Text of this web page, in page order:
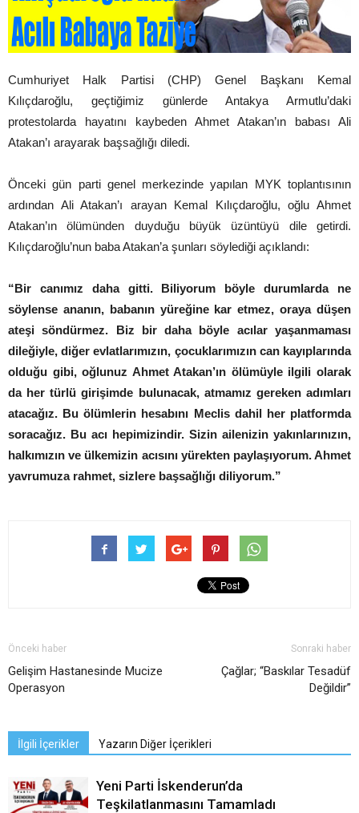
Cumhuriyet Halk Partisi (CHP) Genel Başkanı Kemal
Kılıçdaroğlu, geçtiğimiz günlerde Antakya Armutlu’daki
protestolarda hayatını kaybeden Ahmet Atakan’ın babası Ali
Atakan’ı arayarak başsağlığı diledi.
Önceki gün parti genel merkezinde yapılan MYK toplantısının
ardından Ali Atakan’ı arayan Kemal Kılıçdaroğlu, oğlu Ahmet
Atakan’ın ölümünden duyduğu büyük üzüntüyü dile getirdi.
Kılıçdaroğlu’nun baba Atakan’a şunları söylediği açıklandı:
“Bir canımız daha gitti. Biliyorum böyle durumlarda ne
söylense ananın, babanın yüreğine kar etmez, oraya düşen
ateşi söndürmez. Biz bir daha böyle acılar yaşanmaması
dileğiyle, diğer evlatlarımızın, çocuklarımızın can kayıplarında
olduğu gibi, oğlunuz Ahmet Atakan’ın ölümüyle ilgili olarak
da her türlü girişimde bulunacak, atmamız gereken adımları
atacağız. Bu ölümlerin hesabını Meclis dahil her platformda
soracağız. Bu acı hepimizindir. Sizin ailenizin yakınlarınızın,
halkımızın ve ülkemizin acısını yürekten paylaşıyorum. Ahmet
yavrumuza rahmet, sizlere başsağlığı diliyorum.”
Önceki haber
Gelişim Hastanesinde Mucize
Operasyon
Sonraki haber
Çağlar; “Baskılar Tesadüf
Değildir”
İlgili İçerikler Yazarın Diğer İçerikleri
Yeni Parti İskenderun’da
Teşkilatlanmasını Tamamladı